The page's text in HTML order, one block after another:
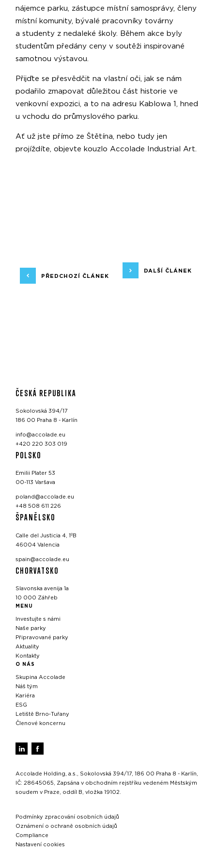
nájemce parku, zástupce místní samosprávy, členy
místní komunity, bývalé pracovníky továrny
a studenty z nedaleké školy. Během akce byly
studentům předány ceny v soutěži inspirované
samotnou výstavou.
Přijďte se přesvědčit na vlastní oči, jak se nám
podařilo zmapovat důležitou část historie ve
venkovní expozici, a to na adresu Kablowa 1, hned
u vchodu do průmyslového parku.
Ať už jste přímo ze Štětína, nebo tudy jen
projíždíte, objevte kouzlo Accolade Industrial Art.
PŘEDCHOZÍ ČLÁNEK
DALŠÍ ČLÁNEK
ČESKÁ REPUBLIKA
Sokolovská 394/17
186 00 Praha 8 - Karlín
info@accolade.eu
+420 220 303 019
POLSKO
Emilii Plater 53
00-113 Varšava
poland@accolade.eu
+48 508 611 226
ŠPANĚLSKO
Calle del Justicia 4, 1ºB
46004 Valencia
spain@accolade.eu
CHORVATSKO
Slavonska avenija 1a
10 000 Záhřeb
MENU
Investujte s námi
Naše parky
Připravované parky
Aktuality
Kontakty
O NÁS
Skupina Accolade
Náš tým
Kariéra
ESG
Letiště Brno‑Tuřany
Členové koncernu
Accolade Holding, a.s., Sokolovská 394/17, 186 00 Praha 8 - Karlín,
IČ: 28645065, Zapsána v obchodním rejstříku vedeném Městským
soudem v Praze, oddíl B, vložka 19102.
Podmínky zpracování osobních údajů
Oznámení o ochraně osobních údajů
Compliance
Nastavení cookies